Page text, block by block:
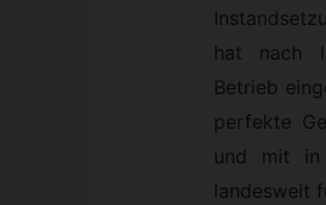
hat nach
Betrieb
perfekte
und mit in
landesweit